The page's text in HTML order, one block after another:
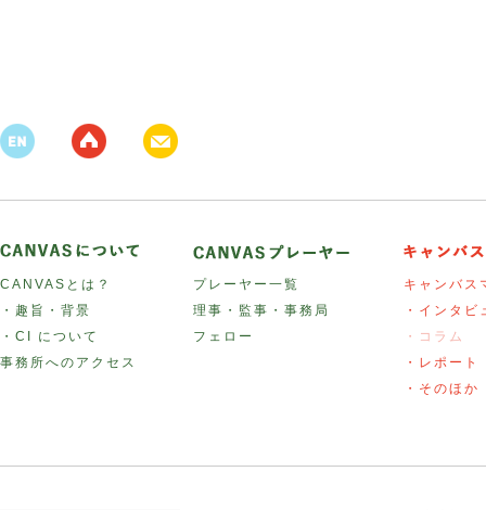
CANVASとは？
・趣旨・背景
・CI について
事務所へのアクセス
プレーヤー一覧
理事・監事・事務局
フェロー
キャンバス
・インタビ
・コラム
・レポート
・そのほか